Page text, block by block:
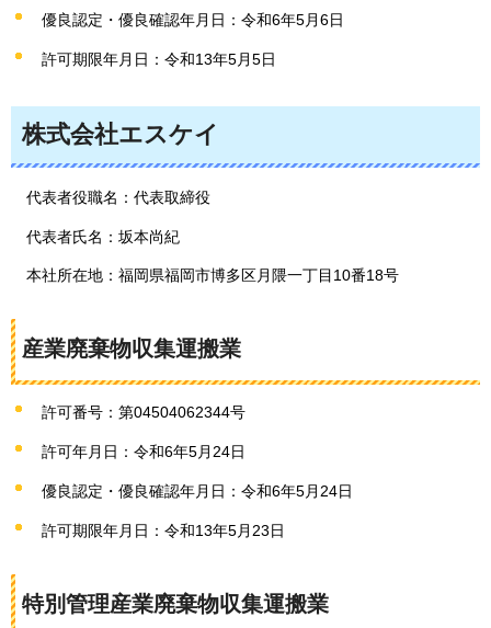
優良認定・優良確認年月日：令和6年5月6日
許可期限年月日：令和13年5月5日
株式会社エスケイ
代表者役職名：代表取締役
代表者氏名：坂本尚紀
本社所在地：福岡県福岡市博多区月隈一丁目10番18号
産業廃棄物収集運搬業
許可番号：第04504062344号
許可年月日：令和6年5月24日
優良認定・優良確認年月日：令和6年5月24日
許可期限年月日：令和13年5月23日
特別管理産業廃棄物収集運搬業